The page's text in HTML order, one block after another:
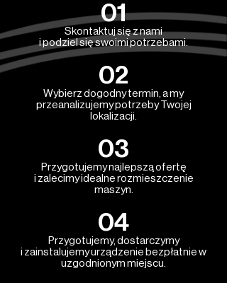
01
Skontaktuj się z nami
i podziel się swoimi potrzebami.
02
Wybierz dogodny termin, a my
przeanalizujemy potrzeby Twojej
lokalizacji.
03
Przygotujemy najlepszą ofertę
i zalecimy idealne rozmieszczenie
maszyn.
04
Przygotujemy, dostarczymy
i zainstalujemy urządzenie bezpłatnie w
uzgodnionym miejscu.